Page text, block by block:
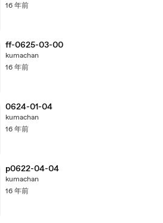
16 年前
ff-0625-03-00
kumachan
16 年前
0624-01-04
kumachan
16 年前
p0622-04-04
kumachan
16 年前